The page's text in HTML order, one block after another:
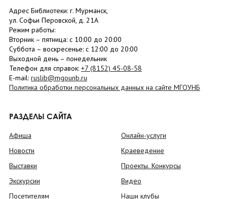
Адрес Библиотеки: г. Мурманск,
ул. Софьи Перовской, д. 21А
Режим работы:
Вторник – пятница: с 10:00 до 20:00
Суббота – воскресенье: c 12:00 до 20:00
Выходной день – понедельник
Телефон для справок: +7 (8152) 45-08-58
E-mail: ruslib@mgounb.ru
Политика обработки персональных данных на сайте МГОУНБ
РАЗДЕЛЫ САЙТА
Афиша
Новости
Выставки
Экскурсии
Посетителям
Онлайн-услуги
Краеведение
Проекты. Конкурсы
Видео
Наши клубы